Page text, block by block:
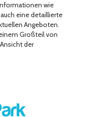
wie
eine detaillierte
Angeboten.
Großteil von
der